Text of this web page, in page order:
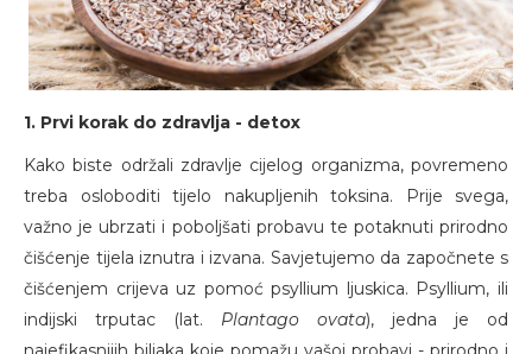
1. Prvi korak do zdravlja - detox
Kako biste održali zdravlje cijelog organizma, povremeno
treba osloboditi tijelo nakupljenih toksina. Prije svega,
važno je ubrzati i poboljšati probavu te potaknuti prirodno
čišćenje tijela iznutra i izvana. Savjetujemo da započnete s
čišćenjem crijeva uz pomoć psyllium ljuskica. Psyllium, ili
indijski trputac (lat. Plantago ovata), jedna je od